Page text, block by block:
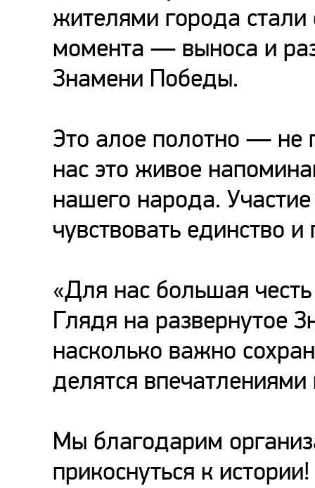
жителями города стали
момента — выноса и
Знамени Победы.
Это алое полотно — не
нас это живое
нашего народа.
чувствовать единство
«Для нас большая
Глядя на развернутое
насколько важно
делятся
Мы благодарим
прикоснуться к